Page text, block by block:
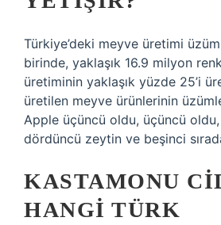
Türkiye’deki meyve üretimi
birinde, yaklaşık 16.9 milyon
üretiminin yaklaşık yüzde 25’i
üretilen meyve ürünlerinin
Apple üçüncü oldu, üçüncü
dördüncü zeytin ve beşinci
KASTAMONU
HANGI TÜRK